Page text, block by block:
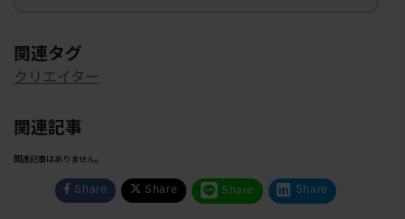
関連タグ
クリエイター
関連記事
関連記事はありません。
Share Share Share Share